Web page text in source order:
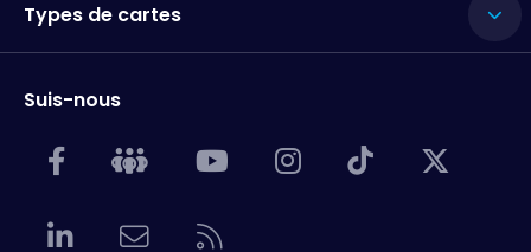
Types de cartes
Suis-nous